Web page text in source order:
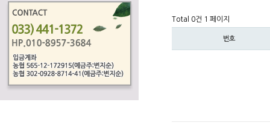
Total 0건 1 페이지
번호